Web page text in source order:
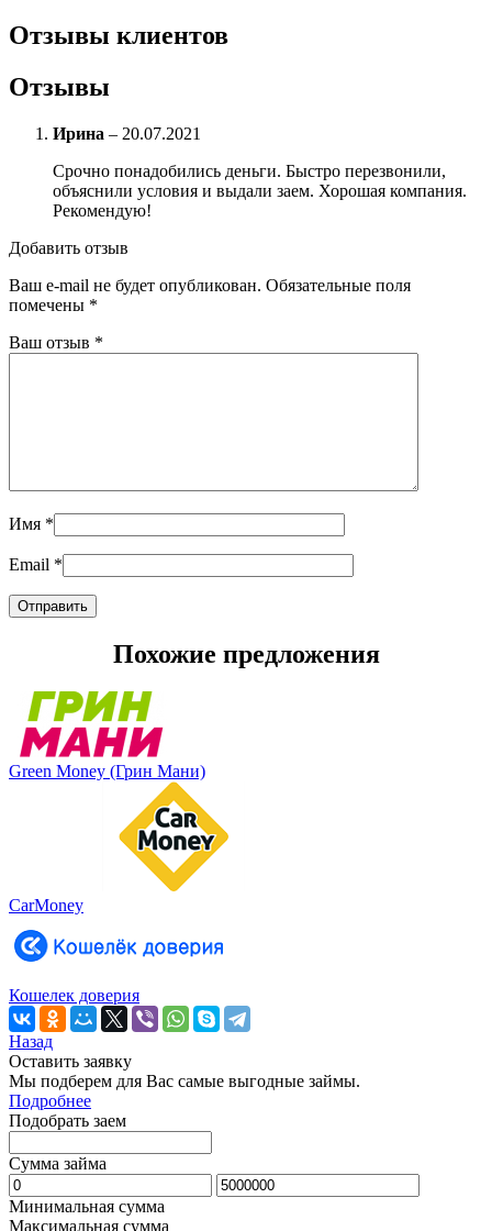
Отзывы клиентов
Отзывы
Ирина – 20.07.2021
Срочно понадобились деньги. Быстро перезвонили,
объяснили условия и выдали заем. Хорошая компания.
Рекомендую!
Добавить отзыв
Ваш e-mail не будет опубликован. Обязательные поля
помечены *
Ваш отзыв *
Имя *
Email *
Похожие предложения
Green Money (Грин Мани)
CarMoney
Кошелек доверия
Назад
Оставить заявку
Мы подберем для Вас самые выгодные займы.
Подробнее
Подобрать заем
Сумма займа
Минимальная сумма
Максимальная сумма